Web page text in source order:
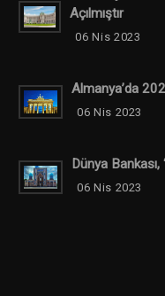
Açılmıştır
06 Nis 2023
Almanya’da
06 Nis 2023
Dünya
06 Nis 2023